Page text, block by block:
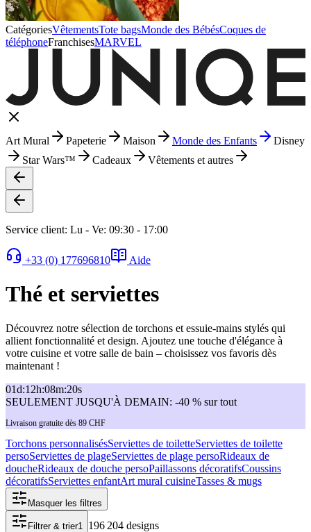
CatégoriesVêtementsTote bagsMonde des BébésCoques de
téléphoneFranchisesMARVEL
Art Mural Papeterie Maison Monde des Enfants
Disney
Star Wars™
Cadeaux Vêtements et autres
Service client: Lu - Ve: 09:30 - 17:00
+33 (0) 177696810 Aide
Thé et serviettes
Découvrez notre sélection de torchons et essuie-mains stylés qui
allient fonctionnalité et design. Ajoutez une touche d'élégance à
votre cuisine et votre salle de bain – choisissez vos favoris dès
maintenant !
01d:12h:08m:20s
SEULEMENT JUSQU'À DEMAIN: -40 % sur tout
Livraison gratuite dès 89 CHF
Torchons personnalisésServiettes de toiletteServiettes de toilette
persoServiettes de plageServiettes de plage persoRideaux de
doucheRideaux de douche persoPaillassons décoratifsCoussins
décoratifsServiettes enfantArt mural cuisineTasses & mugs
Masquer les filtres
Filtrer & trier1 196 204 designs